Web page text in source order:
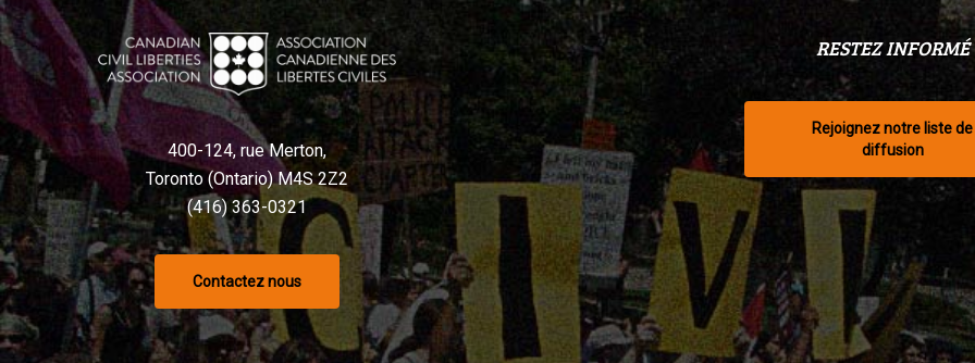
400-124, rue Merton,
Toronto (Ontario) M4S 2Z2
(416) 363-0321
Contactez nous
RESTEZ INFORMÉ
Rejoignez notre liste de
diffusion